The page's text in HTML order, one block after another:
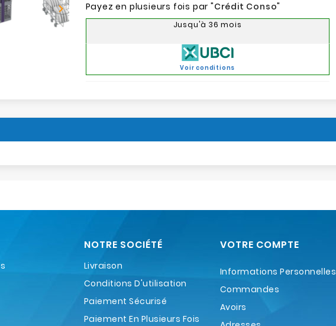
 Payez en plusieurs fois par "Crédit Conso"
Jusqu'à 36 mois
Voir conditions
NOTRE SOCIÉTÉ
Livraison
Conditions D'utilisation
Paiement Sécurisé
Paiement En Plusieurs Fois
VOTRE COMPTE
Informations Personnelles
Commandes
Avoirs